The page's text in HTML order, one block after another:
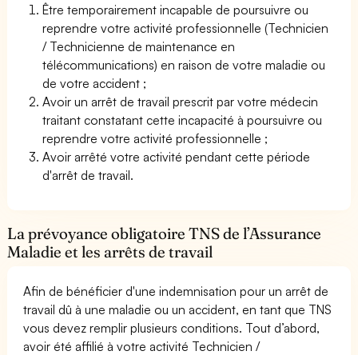
Être temporairement incapable de poursuivre ou
reprendre votre activité professionnelle (Technicien
/ Technicienne de maintenance en
télécommunications) en raison de votre maladie ou
de votre accident ;
Avoir un arrêt de travail prescrit par votre médecin
traitant constatant cette incapacité à poursuivre ou
reprendre votre activité professionnelle ;
Avoir arrêté votre activité pendant cette période
d'arrêt de travail.
La prévoyance obligatoire TNS de l’Assurance
Maladie et les arrêts de travail
Afin de bénéficier d'une indemnisation pour un arrêt de
travail dû à une maladie ou un accident, en tant que TNS
vous devez remplir plusieurs conditions. Tout d’abord,
avoir été affilié à votre activité Technicien /